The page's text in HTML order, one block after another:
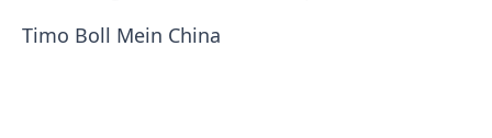
Timo Boll Mein China